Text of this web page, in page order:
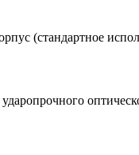
(стандартное